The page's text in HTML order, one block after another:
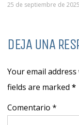
25 de septiembre de 2025
DEJA UNA
Your email
fields are marked *
Comentario *